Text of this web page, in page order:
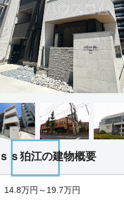
ｓ狛江の建物概要
14.8万円～ 19.7万円